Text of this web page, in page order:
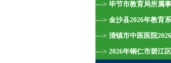
---> 毕节市教育局所属
---> 金沙县2026年教育
---> 清镇市中医医院
---> 2026年铜仁市碧江